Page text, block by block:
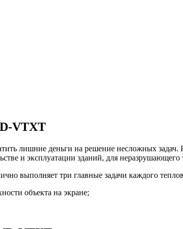
VTXT
лишние деньги на решение несложных
и эксплуатации зданий, для
выполняет три главные задачи каждого
объекта на экране;